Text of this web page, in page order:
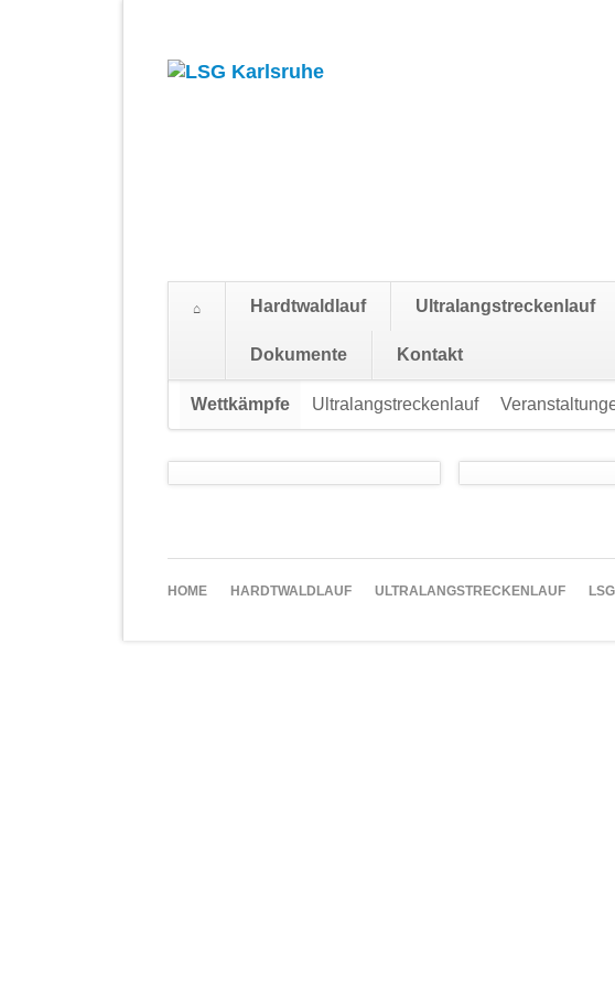
Hardtwaldlauf Ultralangstreckenlauf
Dokumente Kontakt
überspringen
Wettkämpfe Ultralangstreckenlauf
NAVIGATION
HOME HARDTWALDLAUF ULTRALANGSTRECKENLAUF